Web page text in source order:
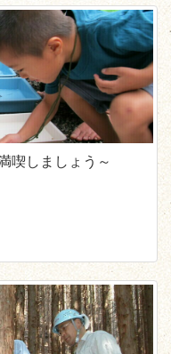
喫しましょう～